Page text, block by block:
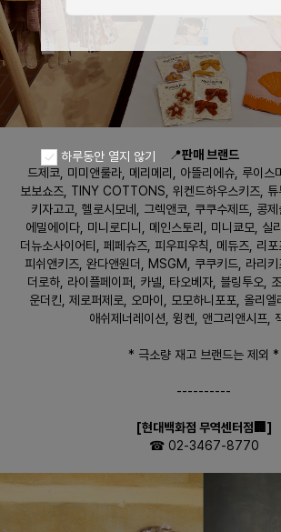
📍판매 브랜드
드제코, 미미앤룰라, 메리메리, 아뜰리에슈, 루이스
보보쇼즈, TINY COTTONS, 위켄드하우스키즈, 튜
키자고고, 헬로시모네, 그렉앤코, 쿠쿠수제뜨, 콩
에밀에이다, 미니로디니, 메인스토리, 미니쿄모, 실
더뉴소사이어티, 페페슈즈, 피우피우칙, 메듀즈, 리
피쉬앤키즈, 완다앤원더, MSGM, 쿠쿠키드, 라리
더로하, 라이플페이퍼, 카넬, 타오베자, 블링투오,
운더킨, 제로퍼제로, 오마이, 모모하니포포, 올리
애쉬제너레이션, 윙켄, 앤그리앤시프,
* 극소량 재고 브랜드는 제외 *
----------
[현대백화점 무역센터점🏢]
☎ 02-3467-8770
하루동안 열지 않기